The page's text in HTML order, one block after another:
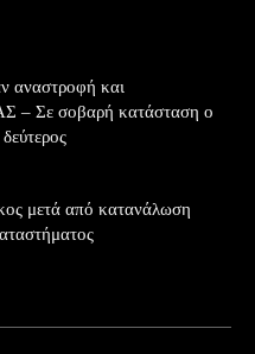
αναστροφή και
– Σε σοβαρή κατάσταση ο
μετά από κατανάλωση